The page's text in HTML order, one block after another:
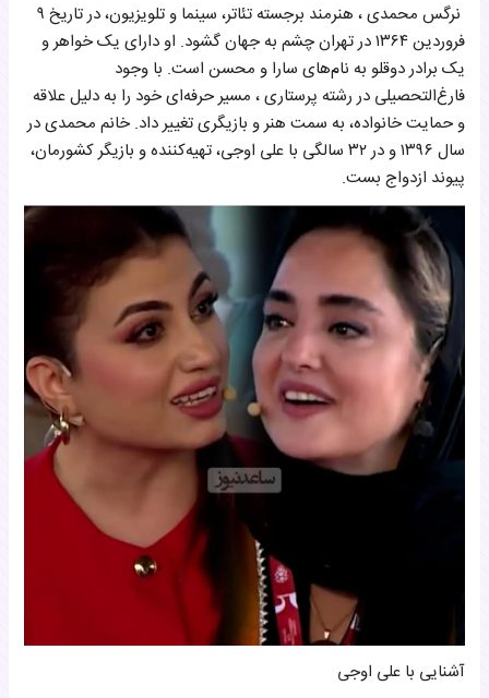
نرگس محمدی ، هنرمند برجسته تئاتر، سینما و تلویزیون، در تاریخ ۹
فروردین ۱۳۶۴ در تهران چشم به جهان گشود. او دارای یک خواهر و
یک برادر دوقلو به نام‌های سارا و محسن است. با وجود
فارغ‌التحصیلی در رشته پرستاری ، مسیر حرفه‌ای خود را به دلیل علاقه
و حمایت خانواده، به سمت هنر و بازیگری تغییر داد. خانم محمدی در
سال ۱۳۹۶ و در ۳۲ سالگی با علی اوجی، تهیه‌کننده و بازیگر کشورمان،
پیوند ازدواج بست.
آشنایی با علی اوجی